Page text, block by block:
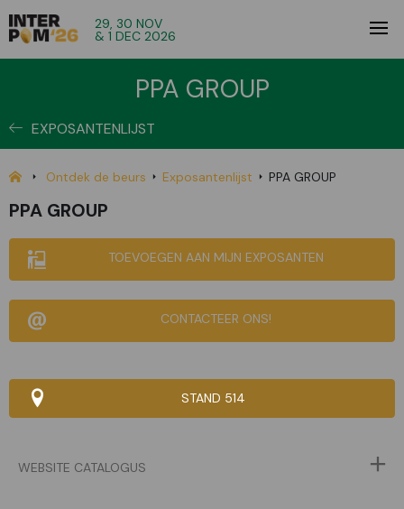
29, 30 NOV
& 1 DEC 2026
PPA GROUP
EXPOSANTENLIJST
Ontdek de beurs Exposantenlijst PPA GROUP
PPA GROUP
TOEVOEGEN AAN MIJN EXPOSANTEN
CONTACTEER ONS!
STAND 514
WEBSITE CATALOGUS